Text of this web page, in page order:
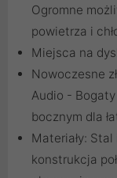
Ogromne
powietrza i
Miejsca na
Nowoczesne
Audio -
bocznym dla
Materiały:
konstrukcja